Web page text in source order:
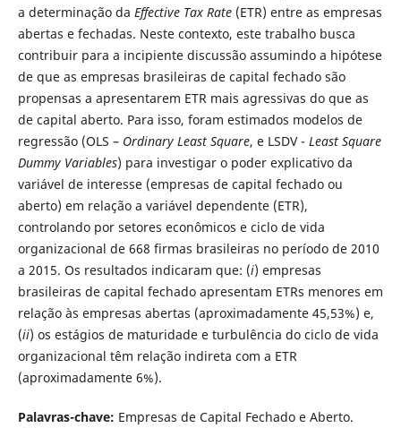
a determinação da Effective Tax Rate(ETR) entre as empresas
abertas e fechadas. Neste contexto, este trabalho busca
contribuir para a incipiente discussão assumindo a hipótese
de que as empresas brasileiras de capital fechado são
propensas a apresentarem ETR mais agressivas do que as
de capital aberto. Para isso, foram estimados modelos de
regressão (OLS – Ordinary Least Square, e LSDV - Least Square
Dummy Variables) para investigar o poder explicativo da
variável de interesse (empresas de capital fechado ou
aberto) em relação a variável dependente (ETR),
controlando por setores econômicos e ciclo de vida
organizacional de 668 firmas brasileiras no período de 2010
a 2015. Os resultados indicaram que: (i) empresas
brasileiras de capital fechado apresentam ETRs menores em
relação às empresas abertas (aproximadamente 45,53%) e,
(ii) os estágios de maturidade e turbulência do ciclo de vida
organizacional têm relação indireta com a ETR
(aproximadamente 6%).
Palavras-chave: Empresas de Capital Fechado e Aberto.